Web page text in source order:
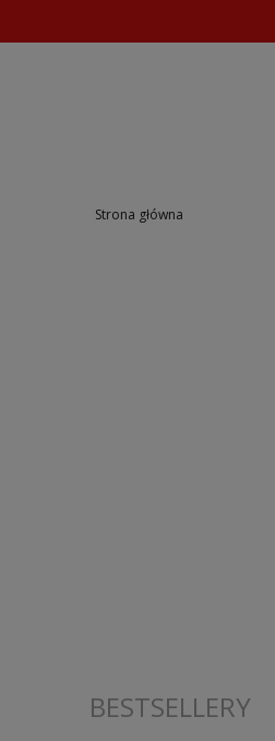
Strona główna
BESTSELLERY